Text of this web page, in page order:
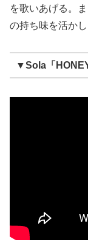
を歌いあげる。
の持ち味を活か
▼Sola「